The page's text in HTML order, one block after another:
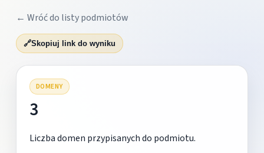
← Wróć do listy podmiotów
🔗Skopiuj link do wyniku
DOMENY
3
Liczba domen przypisanych do podmiotu.